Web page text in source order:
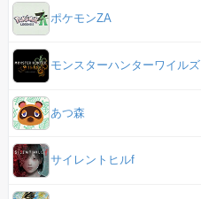
ポケモンZA
モンスターハンターワイルズ
あつ森
サイレントヒルf